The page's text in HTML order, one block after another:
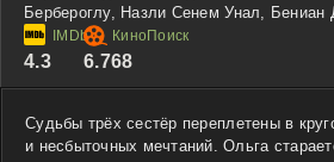
Бербероглу, Назли Сенем Унал, Бениан
4.3 6.768
Судьбы трёх сестёр переплетены в
и несбыточных мечтаний. Ольга